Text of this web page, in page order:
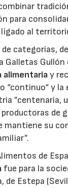
para
al
categorías,
Galletas Gullón
alimentariay
“continuo“ y la
”centenaria,
de
mantiene su
de
fue para la
de Estepa